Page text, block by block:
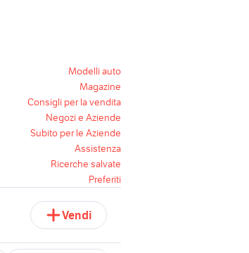
Modelli auto
Magazine
Consigli per la vendita
Negozi e Aziende
Subito per le Aziende
Assistenza
Ricerche salvate
Preferiti
Vendi